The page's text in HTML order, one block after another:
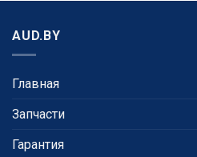
AUD.BY
Главная
Запчасти
Гарантия